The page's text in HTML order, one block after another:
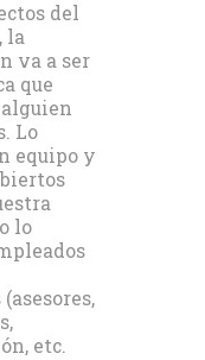
del
la
va a ser
que
Lo
equipo y
lo
etc.